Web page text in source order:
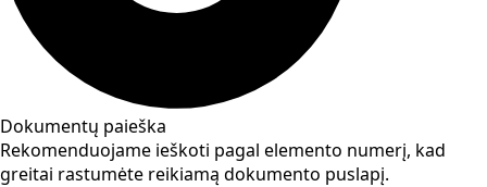
Dokumentų paieška
Rekomenduojame ieškoti pagal elemento numerį, kad
greitai rastumėte reikiamą dokumento puslapį.